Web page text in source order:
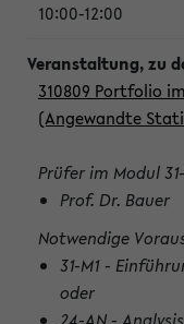
10:00-12:00
310809 Portfolio
(Angewandte
Prüfer im Modul
Prof. Dr. Bauer
Notwendige
31-M1 -
oder